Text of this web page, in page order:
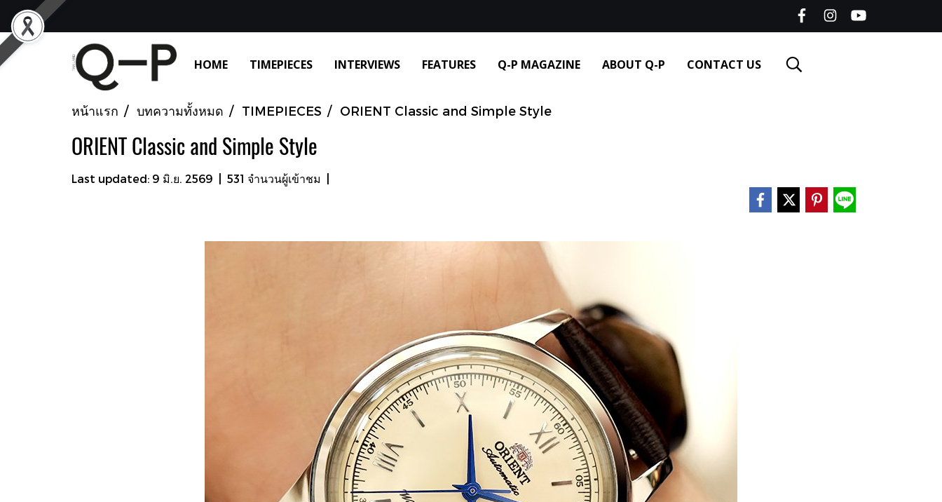
HOME TIMEPIECES INTERVIEWS FEATURES Q-P MAGAZINE ABOUT Q-P CONTACT US
หน้าแรก บทความทั้งหมด TIMEPIECES ORIENT Classic and Simple Style
ORIENT Classic and Simple Style
Last updated: 9 มิ.ย. 2569 531 จำนวนผู้เข้าชม